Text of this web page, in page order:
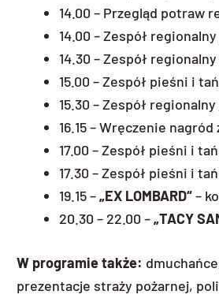
14.00 – Przegląd potraw
14.00 – Zespół
14.30 – Zespół regionalny
15.00 – Zespół pieśni i
15.30 – Zespół
16.15 – Wręczenie
17.00 – Zespół pieśni i
17.30 – Zespół pieśni i
19.15 –„EX LOMBARD“–
20.30 – 22.00 –„TACY
W programie także:
prezentacje straży pożarnej,